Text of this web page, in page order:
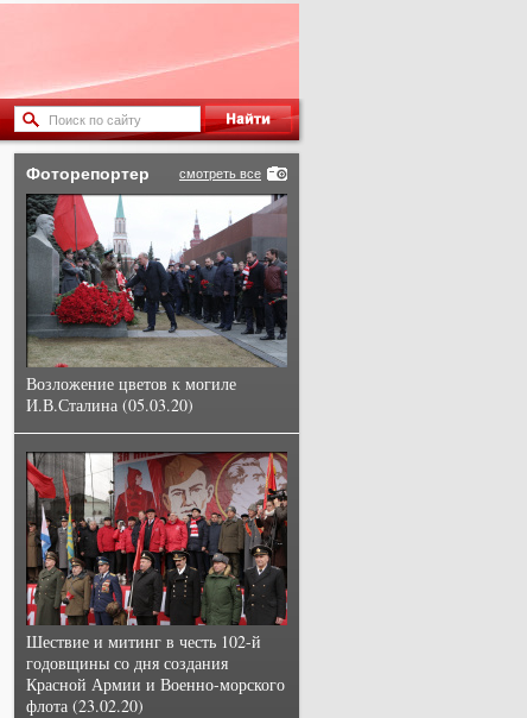
смотреть все
Фоторепортер
Возложение цветов к могиле
И.В.Сталина (05.03.20)
Шествие и митинг в честь 102-й
годовщины со дня создания
Красной Армии и Военно-морского
флота (23.02.20)